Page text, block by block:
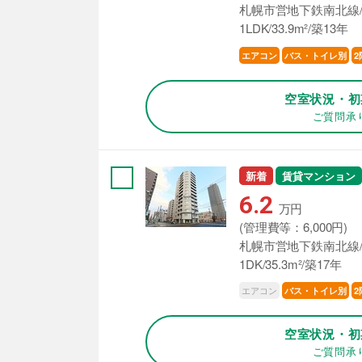
札幌市営地下鉄南北
1LDK/33.9m²/築13年
エアコン バス・トイレ別 2
空室状況・
ご質問
新着 賃貸マンション
6.2 万円
(管理費等：6,000円)
札幌市営地下鉄南北
1DK/35.3m²/築17年
エアコン バス・トイレ別 2
空室状況・
ご質問